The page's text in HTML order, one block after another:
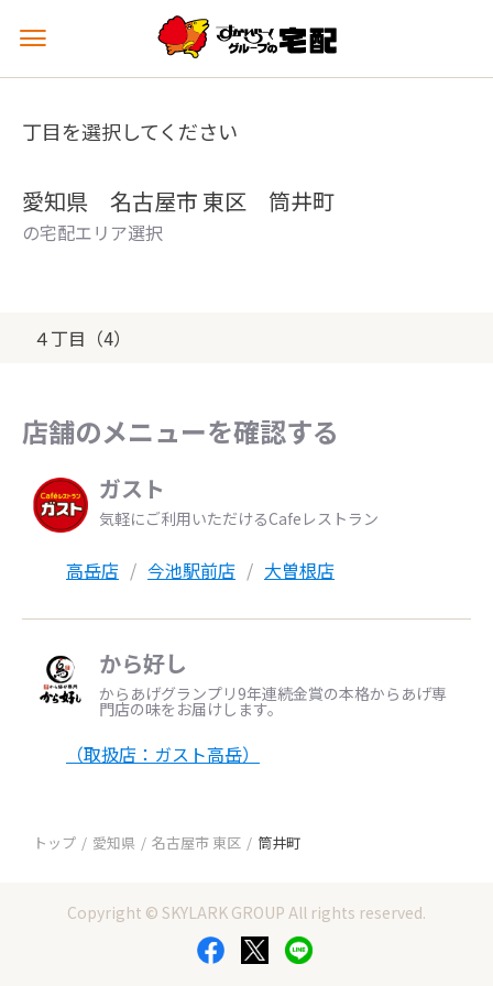
メ
ュ
を
丁目を選択してください
愛知県 名古屋市 東区 筒井町
の宅配エリア選択
４丁目（4）
店舗のメニューを確認する
ガスト
気軽にご利用いただけるCafeレストラン
高岳店 今池駅前店 大曽根店
から好し
からあげグランプリ9年連続金賞の本格からあげ専
門店の味をお届けします。
（取扱店：ガスト高岳）
トップ 愛知県 名古屋市 東区 筒井町
Copyright © SKYLARK GROUP All rights reserved.